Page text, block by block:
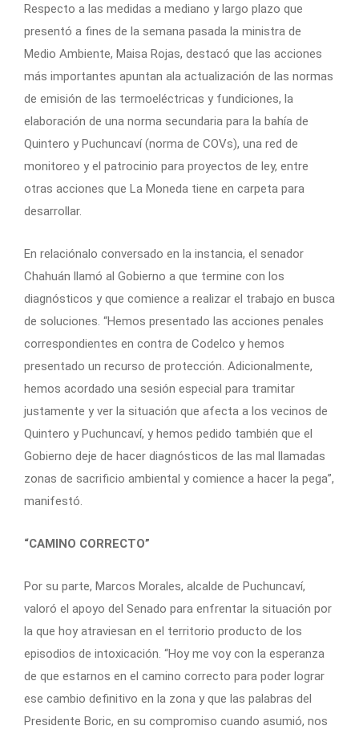
Respecto a las medidas a mediano y largo plazo que
presentó a fines de la semana pasada la ministra de
Medio Ambiente, Maisa Rojas, destacó que las acciones
más importantes apuntan ala actualización de las normas
de emisión de las termoeléctricas y fundiciones, la
elaboración de una norma secundaria para la bahía de
Quintero y Puchuncaví (norma de COVs), una red de
monitoreo y el patrocinio para proyectos de ley, entre
otras acciones que La Moneda tiene en carpeta para
desarrollar.
En relaciónalo conversado en la instancia, el senador
Chahuán llamó al Gobierno a que termine con los
diagnósticos y que comience a realizar el trabajo en busca
de soluciones. “Hemos presentado las acciones penales
correspondientes en contra de Codelco y hemos
presentado un recurso de protección. Adicionalmente,
hemos acordado una sesión especial para tramitar
justamente y ver la situación que afecta a los vecinos de
Quintero y Puchuncaví, y hemos pedido también que el
Gobierno deje de hacer diagnósticos de las mal llamadas
zonas de sacrificio ambiental y comience a hacer la pega”,
manifestó.
“CAMINO CORRECTO”
Por su parte, Marcos Morales, alcalde de Puchuncaví,
valoró el apoyo del Senado para enfrentar la situación por
la que hoy atraviesan en el territorio producto de los
episodios de intoxicación. “Hoy me voy con la esperanza
de que estarnos en el camino correcto para poder lograr
ese cambio definitivo en la zona y que las palabras del
Presidente Boric, en su compromiso cuando asumió, nos